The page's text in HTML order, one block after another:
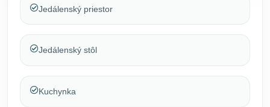
Jedálenský priestor
Jedálenský stôl
Kuchynka